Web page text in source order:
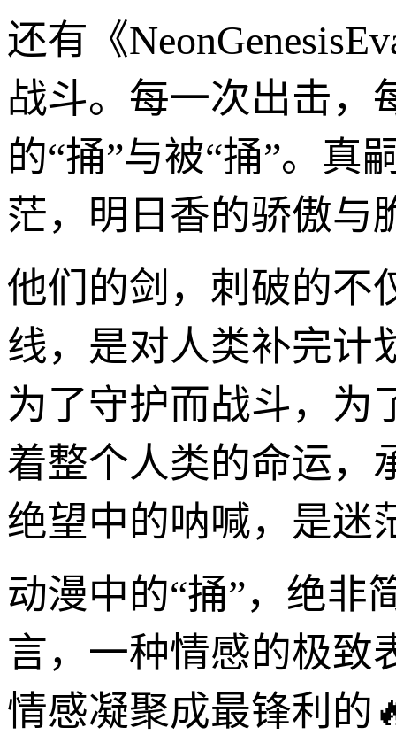
还有《
战斗。每一次出击，
的“捅”与被“捅”。真
茫，明日香的骄傲与
他们的剑，刺破的不
线，是对人类补完计
为了守护而战斗，为
着整个人类的命运，
绝望中的呐喊，是迷
动漫中的“捅”，绝非
言，一种情感的极致
情感凝聚成最锋利的